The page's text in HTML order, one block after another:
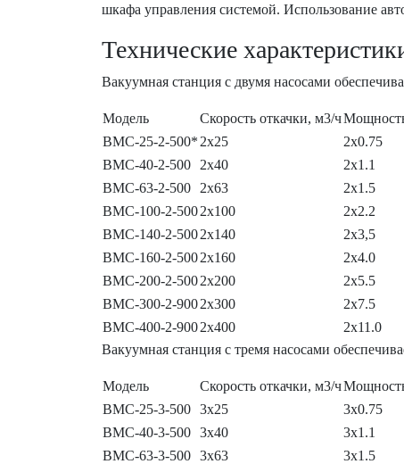
шкафа управления системой. Использование
Технические
Вакуумная станция с двумя насосами
Модель Скорость откачки, м3/ч
ВМС-25-2-500* 2х25 2х0.75
ВМС-40-2-500
2х40 2х1.1
ВМС-63-2-500
2х63 2х1.5
ВМС-100-2-5002х100 2х2.2
ВМС-140-2-5002х140 2х3,5
ВМС-160-2-5002х160 2х4.0
ВМС-200-2-5002х200 2х5.5
ВМС-300-2-9002х300 2х7.5
ВМС-400-2-9002х400 2х11.0
Вакуумная станция с тремя насосами
Модель Скорость откачки, м3/ч
ВМС-25-3-500 3х25 3х0.75
ВМС-40-3-500 3х40 3х1.1
ВМС-63-3-500 3х63 3х1.5